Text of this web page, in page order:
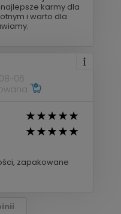
karmy dla
i warto dla
06
zapakowane